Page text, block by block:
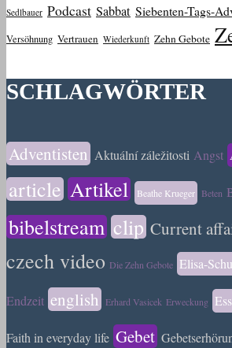
Sedlbauer Podcast Sabbat Siebenten-Tags-
Versöhnung Vertrauen Wiederkunft Zehn Gebote
SCHLAGWÖRTER
Adventisten Aktuální záležitosti Angst
article Artikel Beathe Krueger Beten
bibelstream clip Current
czech video Die Zehn Gebote Elisa-
Endzeit english Erhard Vasicek Erweckung
Faith in everyday life Gebet